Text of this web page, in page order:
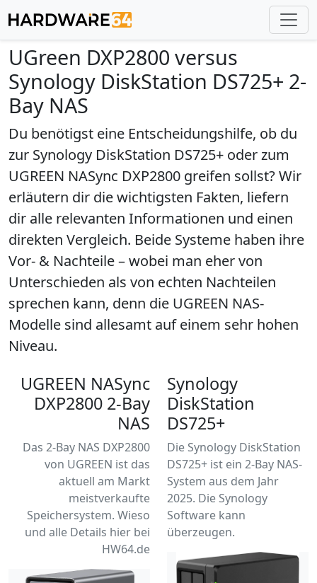
UGreen DXP2800 versus
Synology DiskStation DS725+ 2-
Bay NAS
Du benötigst eine Entscheidungshilfe, ob du
zur Synology DiskStation DS725+ oder zum
UGREEN NASync DXP2800 greifen sollst? Wir
erläutern dir die wichtigsten Fakten, liefern
dir alle relevanten Informationen und einen
direkten Vergleich. Beide Systeme haben ihre
Vor- & Nachteile – wobei man eher von
Unterschieden als von echten Nachteilen
sprechen kann, denn die UGREEN NAS-
Modelle sind allesamt auf einem sehr hohen
Niveau.
UGREEN NASync
DXP2800 2-Bay
NAS
Das 2-Bay NAS DXP2800
von UGREEN ist das
aktuell am Markt
meistverkaufte
Speichersystem. Wieso
und alle Details hier bei
HW64.de
Synology
DiskStation
DS725+
Die Synology DiskStation
DS725+ ist ein 2-Bay NAS-
System aus dem Jahr
2025. Die Synology
Software kann
überzeugen.